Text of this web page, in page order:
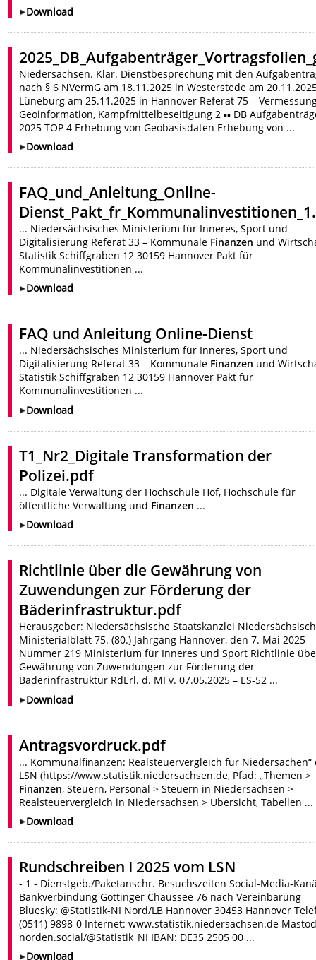
Download
Niedersachsen. Klar. Dienstbesprechung mit den
nach § 6 NVermG am 18.11.2025 in Westerstede am
Lüneburg am 25.11.2025 in Hannover Referat 75 –
Geoinformation, Kampfmittelbeseitigung 2 ▪▪ DB
2025 TOP 4 Erhebung von Geobasisdaten Erhebung von ...
Download
FAQ_und_Anleitung_Online-
... Niedersächsisches Ministerium für Inneres, Sport und
Digitalisierung Referat 33 – Kommunale Finanzen und
Statistik Schiffgraben 12 30159 Hannover Pakt für
Kommunalinvestitionen ...
Download
FAQ und Anleitung Online-Dienst
... Niedersächsisches Ministerium für Inneres, Sport und
Digitalisierung Referat 33 – Kommunale Finanzen und
Statistik Schiffgraben 12 30159 Hannover Pakt für
Kommunalinvestitionen ...
Download
T1_Nr2_Digitale Transformation der
Polizei.pdf
... Digitale Verwaltung der Hochschule Hof, Hochschule für
öffentliche Verwaltung und Finanzen ...
Download
Richtlinie über die Gewährung von
Zuwendungen zur Förderung der
Bäderinfrastruktur.pdf
Herausgeber: Niedersächsische Staatskanzlei
Ministerialblatt 75. (80.) Jahrgang Hannover, den 7. Mai 2025
Nummer 219 Ministerium für Inneres und Sport Richtlinie
Gewährung von Zuwendungen zur Förderung der
Bäderinfrastruktur RdErl. d. MI v. 07.05.2025 – ES-52 ...
Download
Antragsvordruck.pdf
... Kommunalfinanzen: Realsteuervergleich für Niedersachen“
LSN (https://www.statistik.niedersachsen.de, Pfad: „Themen >
Finanzen, Steuern, Personal > Steuern in Niedersachsen >
Realsteuervergleich in Niedersachsen > Übersicht, Tabellen ...
Download
Rundschreiben I 2025 vom LSN
- 1 - Dienstgeb./Paketanschr. Besuchszeiten Social-Media-
Bankverbindung Göttinger Chaussee 76 nach Vereinbarung
Bluesky: @Statistik-NI Nord/LB Hannover 30453 Hannover
(0511) 9898-0 Internet: www.statistik.niedersachsen.de
norden.social/@Statistik_NI IBAN: DE35 2505 00 ...
Download